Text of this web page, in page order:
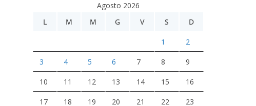
Agosto 2026
L
M M G V S D
1 2
3 4 5 6 7 8 9
10 11 12 13 14 15 16
17 18 19 20 21 22 23